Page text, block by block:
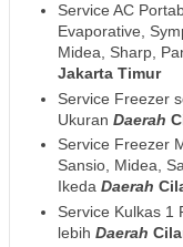
Service AC
Evaporative,
Midea, Sharp,
Jakarta Timur
Service Freezer
Ukuran Daerah
Service Freezer
Sansio, Midea,
Ikeda Daerah
Service Kulkas 1
lebih Daerah